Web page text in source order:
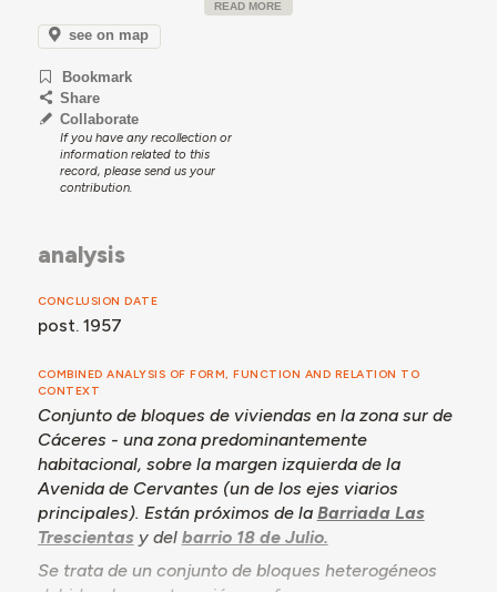
entrevista realizada en 2024, esa zona, que
antiguamente estaba en las afueras de la ciudad, se
conocía como Dehesa del Carneril y se utilizaba como
pasto para ovejas y carneros. También tenía canteras
par obtención de cal. En un primer momento, se
autoconstruyeron ahí casas de pequeñas dimensiones,
antes de la construcción de los pabellones y de los
edificios de la barriada.
sucesivamente cedidos por el Ayuntamiento, y también
hubo parcelas adquiridas y cedidas por el Instituto
puestas a disposición por el INV. Los proyectos fueron
que trabajó con el aparejador Juan-Manuel Herrero.
Las primeras viviendas serían cedidas en amortización
a quien cumpliese los siguientes criterios: carencia de
alojamiento digno, mayor número de hijos y buena
conducta moral y patriótica.
Los distintos bloques corresponden a diferentes
programas de financiación de viviendas. El primer
Viviendas de Renta Limitada, correspondiente al grupo
READ MORE
see on map
Bookmark
Share
Collaborate
If you have any recollection or
information related to this
record, please send us your
contribution.
analysis
CONCLUSION DATE
post. 1957
COMBINED ANALYSIS OF FORM, FUNCTION AND RELATION TO
CONTEXT
Conjunto de bloques de viviendas en la zona sur de
Cáceres - una zona predominantemente
habitacional, sobre la margen izquierda de la
Avenida de Cervantes (un de los ejes viarios
principales). Están próximos de la Barriada Las
Trescientasy del barrio 18 de Julio.
Se trata de un conjunto de bloques heterogéneos